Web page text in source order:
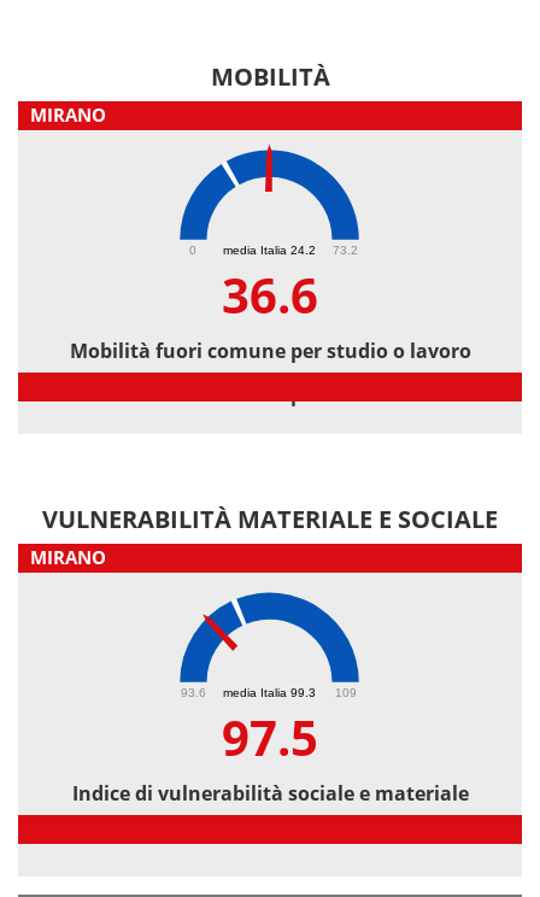
MOBILITÀ
MIRANO
media Italia 24.2
0 73.2
36.6
Mobilità fuori comune per studio o lavoro
VULNERABILITÀ MATERIALE E SOCIALE
MIRANO
media Italia 99.3
93.6 109
97.5
Indice di vulnerabilità sociale e materiale